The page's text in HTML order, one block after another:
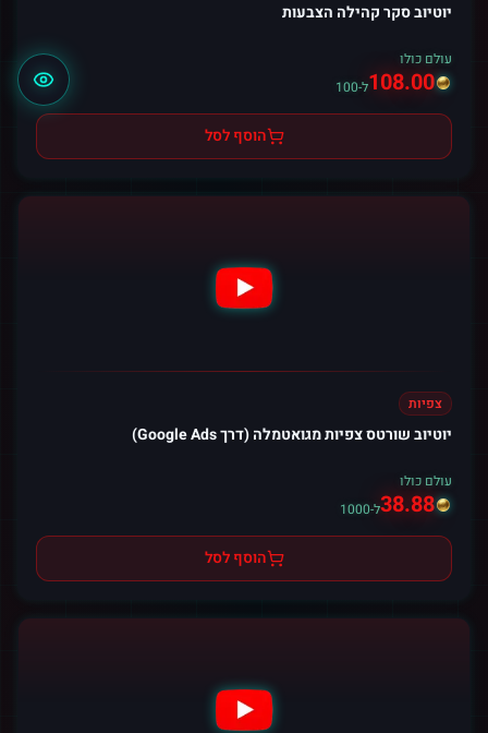
יוטיוב סקר קהילה הצבעות
עולם כולו
108.00ל-100
הוסף לסל
צפיות
יוטיוב שורטס צפיות מגואטמלה (דרך Google Ads)
עולם כולו
38.88ל-1000
הוסף לסל